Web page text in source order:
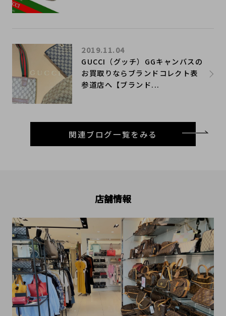
GUCCI（グッチ）GGキャンバスの
お買取りならブランドコレクト表
参道店へ【ブランド...
2019.11.04
関連ブログ一覧をみる
店舗情報